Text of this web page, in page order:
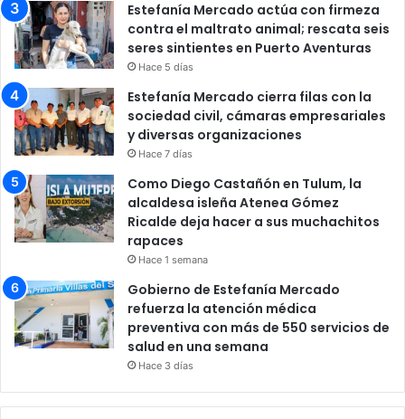
Estefanía Mercado actúa con firmeza
contra el maltrato animal; rescata seis
seres sintientes en Puerto Aventuras
Hace 5 días
Estefanía Mercado cierra filas con la
sociedad civil, cámaras empresariales
y diversas organizaciones
Hace 7 días
Como Diego Castañón en Tulum, la
alcaldesa isleña Atenea Gómez
Ricalde deja hacer a sus muchachitos
rapaces
Hace 1 semana
Gobierno de Estefanía Mercado
refuerza la atención médica
preventiva con más de 550 servicios de
salud en una semana
Hace 3 días